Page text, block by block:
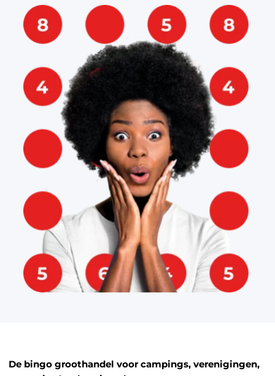
De bingo groothandel voor campings, verenigingen,